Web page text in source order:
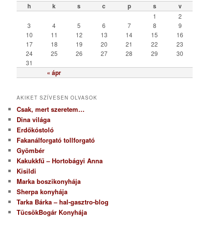
r
h k s c p s v
« ápr
1
2
3
4 5 6 7 8
9
10
11 12 13 14 15
16
17
18 19 20 21 22
23
24
25 26 27 28 29
30
31
AKIKET SZÍVESEN OLVASOK
Csak, mert szeretem…
Dina világa
Erdőkóstoló
Fakanálforgató tollforgató
Gyömbér
Kakukkfű – Hortobágyi Anna
Kisildi
Marka boszikonyhája
Sherpa konyhája
Tarka Bárka – hal-gasztro-blog
TücsökBogár Konyhája